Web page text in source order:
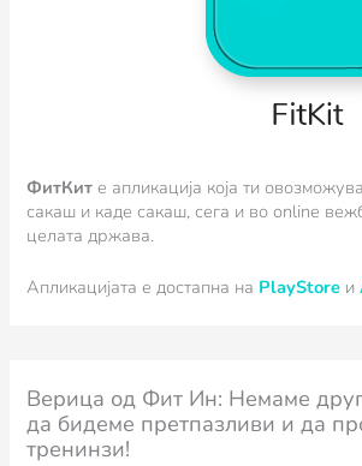
ФитКит e апликација која ти
сакаш и каде сакаш, сега и во online
целата држава.
Апликацијата е достапна на PlayStore и
Верица од Фит Ин: Немаме
да бидеме претпазливи и да
тренинзи!